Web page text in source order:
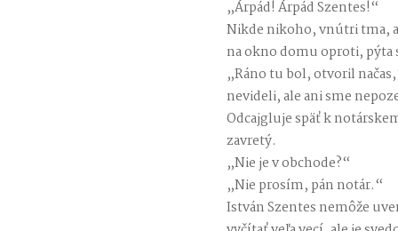
„Árpád! Árpád Szentes!“
Nikde nikoho, vnútri tma,
na okno domu oproti, pýta
„Ráno tu bol, otvoril
nevideli, ale ani sme
Odcajgluje späť k
zavretý.
„Nie je v obchode?“
„Nie prosím, pán notár.“
István Szentes nemôže